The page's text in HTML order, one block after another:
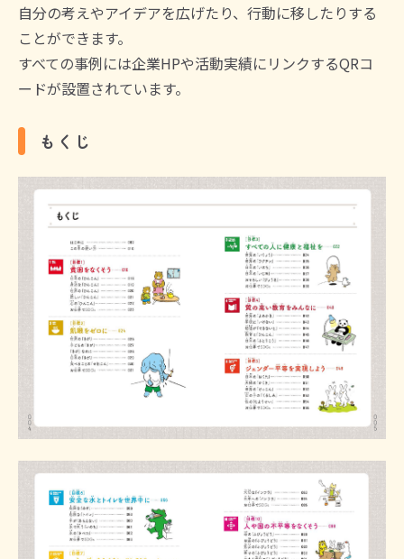
自分の考えやアイデアを広げたり、行動に移したりする
ことができます。
すべての事例には企業HPや活動実績にリンクするQRコ
ードが設置されています。
もくじ